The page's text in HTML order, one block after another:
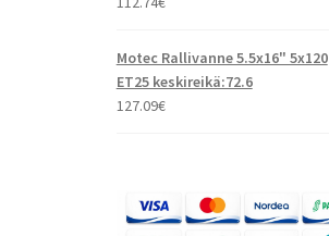
Motec Rallivanne 5.5x16" 5x120
ET25 keskireikä:72.6
127.09€